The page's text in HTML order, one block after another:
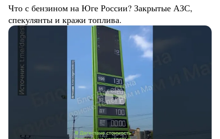
Что с бензином на Юге России? Закрытые АЗС,
спекулянты и кражи топлива.